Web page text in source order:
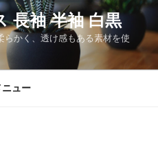
長袖 半袖 白黒
らかく、透け感もある素材を使
ニュー